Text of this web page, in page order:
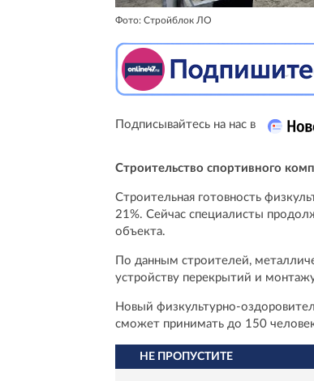
Фото: Стройблок ЛО
Подписывайтесь на нас в
Строительство спортивного
Строительная готовность
21%. Сейчас специалисты
объекта.
По данным строителей,
устройству перекрытий и
Новый физкультурно-
сможет принимать до 150
НЕ ПРОПУСТИТЕ